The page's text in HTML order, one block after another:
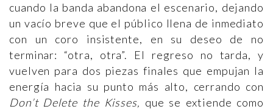
cuando la banda abandona el escenario, dejando
un vacío breve que el público llena de inmediato
con un coro insistente, en su deseo de no
terminar: “otra, otra”. El regreso no tarda, y
vuelven para dos piezas finales que empujan la
energía hacia su punto más alto, cerrando con
Don’t Delete the Kisses, que se extiende como